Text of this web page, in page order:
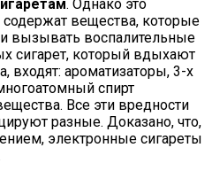
. Однако это
вещества, которые
вызывать воспалительные
сигарет, который вдыхают
входят: ароматизаторы, 3-х
спирт
Все эти вредности
разные. Доказано, что,
электронные сигареты